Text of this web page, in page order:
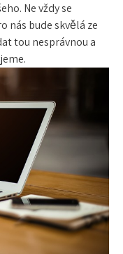
Ne vždy se
nás bude skvělá ze
tou nesprávnou a